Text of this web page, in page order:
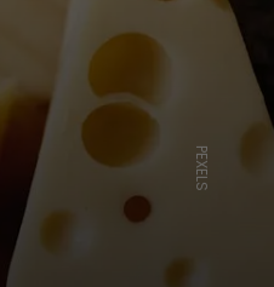
PEXELS